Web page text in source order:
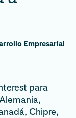
Empresarial
para
Chipre,